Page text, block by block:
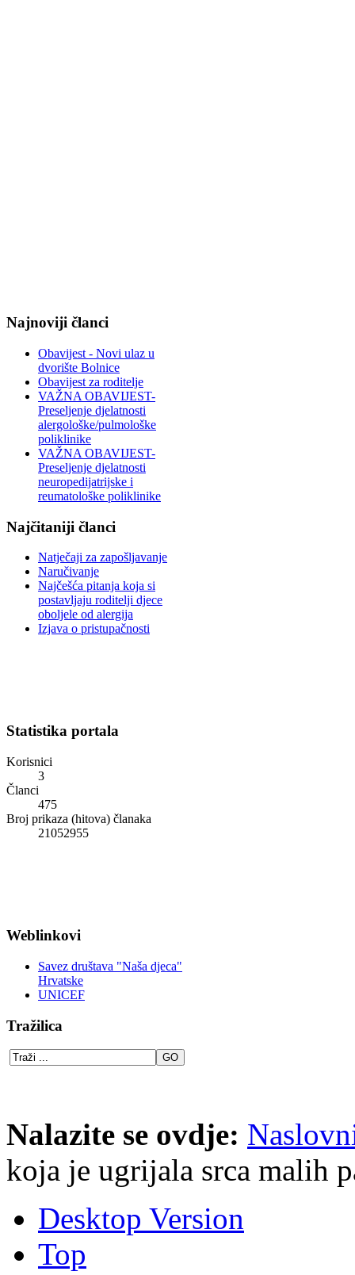
Najnoviji članci
Obavijest - Novi ulaz u
dvorište Bolnice
Obavijest za roditelje
VAŽNA OBAVIJEST-
Preseljenje djelatnosti
alergološke/pulmološke
poliklinike
VAŽNA OBAVIJEST-
Preseljenje djelatnosti
neuropedijatrijske i
reumatološke poliklinike
Najčitaniji članci
Natječaji za zapošljavanje
Naručivanje
Najčešća pitanja koja si
postavljaju roditelji djece
oboljele od alergija
Izjava o pristupačnosti
Statistika portala
Korisnici
3
Članci
475
Broj prikaza (hitova) članaka
21052955
Weblinkovi
Savez društava "Naša djeca"
Hrvatske
UNICEF
Tražilica
Nalazite se ovdje:
koja je ugrijala srca malih
Desktop Version
Top